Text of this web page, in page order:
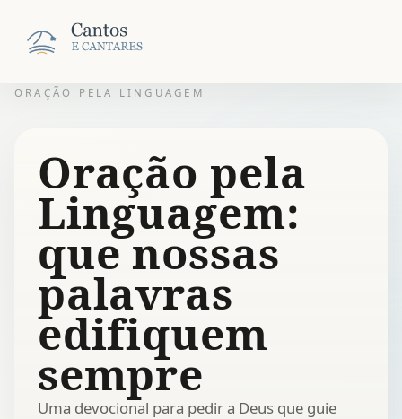
ORAÇÃO PELA LINGUAGEM
Oração pela
Linguagem:
que nossas
palavras
edifiquem
sempre
Uma devocional para pedir a Deus que guie